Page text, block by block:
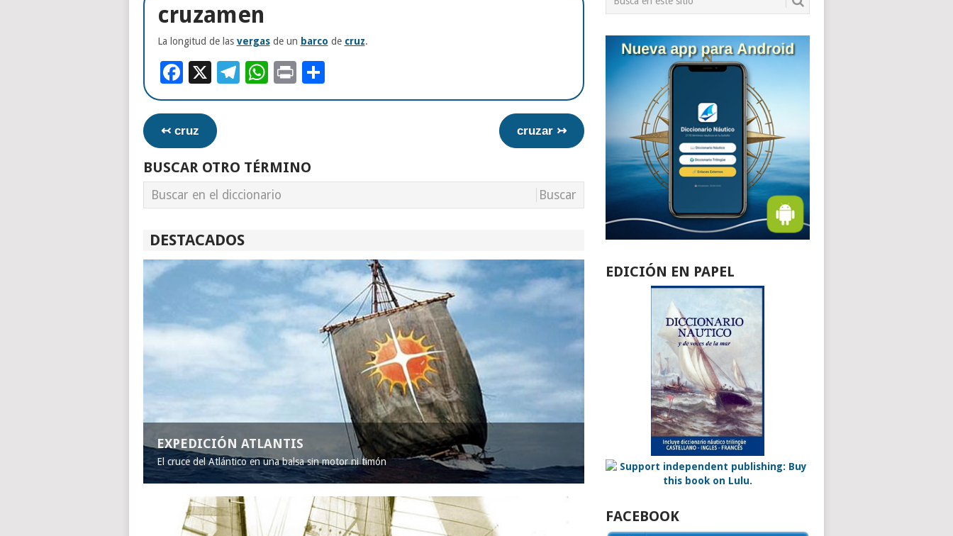
cruzamen
La longitud de las vergasde un barco de cruz.
Facebook
X Telegram
WhatsApp
PrintCompartir
↢ cruz cruzar ↣
BUSCAR OTRO TÉRMINO
DESTACADOS
EXPEDICIÓN ATLANTIS
El cruce del Atlántico en una balsa sin motor ni timón
EDICIÓN EN PAPEL
FACEBOOK